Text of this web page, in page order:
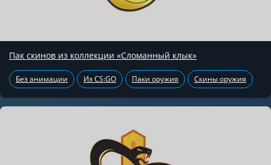
Пак скинов из коллекции «Сломанный клык»
Без анимации Из CS:GO Паки оружия Скины оружия